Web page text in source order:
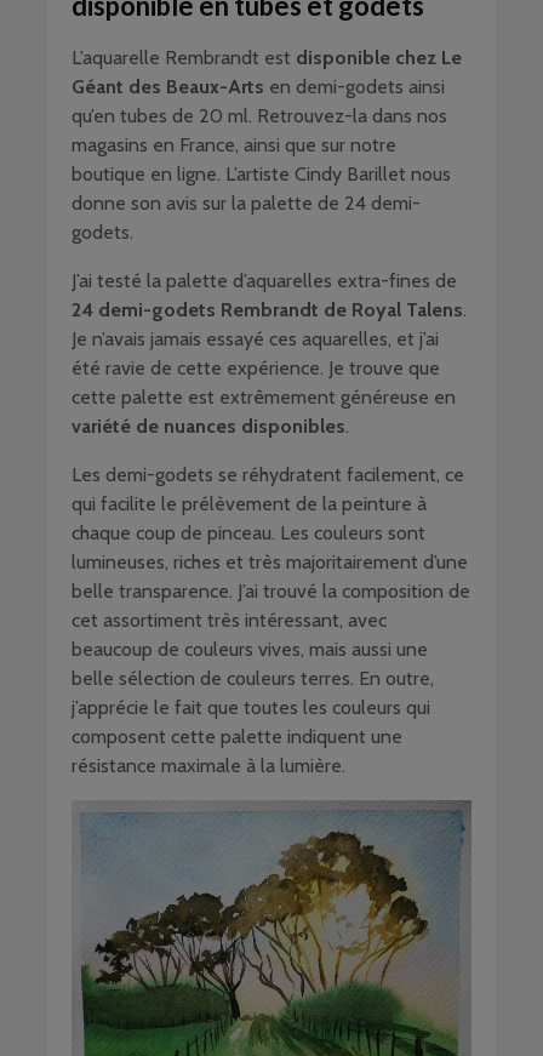
L’aquarelle Rembrandt est disponible chez Le
Géant des Beaux-Arts en demi-godets ainsi
qu’en tubes de 20 ml. Retrouvez-la dans nos
magasins en France, ainsi que sur notre
boutique en ligne. L’artiste Cindy Barillet nous
donne son avis sur la palette de 24 demi-
godets.
J’ai testé la palette d’aquarelles extra-fines de
24 demi-godets Rembrandt de Royal Talens
Je n’avais jamais essayé ces aquarelles, et j’ai
été ravie de cette expérience. Je trouve que
cette palette est extrêmement généreuse en
variété de nuances disponibles
Les demi-godets se réhydratent facilement, ce
qui facilite le prélèvement de la peinture à
chaque coup de pinceau. Les couleurs sont
lumineuses, riches et très majoritairement d’une
belle transparence. J’ai trouvé la composition de
cet assortiment très intéressant, avec
beaucoup de couleurs vives, mais aussi une
belle sélection de couleurs terres. En outre,
j’apprécie le fait que toutes les couleurs qui
composent cette palette indiquent une
résistance maximale à la lumière.